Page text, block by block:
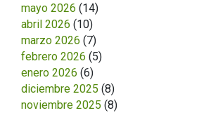
mayo 2026 (14)
abril 2026 (10)
marzo 2026 (7)
febrero 2026 (5)
enero 2026 (6)
diciembre 2025 (8)
noviembre 2025 (8)